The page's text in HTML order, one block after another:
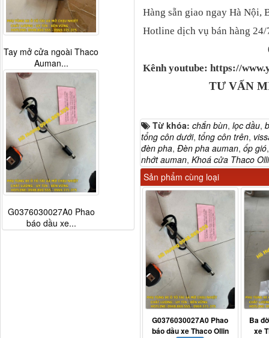
Hàng sẵn giao ngay Hà Nội,
Hotline dịch vụ bán hàng 24/
Kênh youtube: https://
TƯ VẤN
Từ khóa: chắn bùn, lọc dầu,
tổng côn dưới, tổng côn trên,
đèn pha, Đèn pha auman, ốp gió
nhớt auman, Khoá cửa Thaco
Sản phẩm cùng loại
G0376030027A0 Phao
báo dầu xe Thaco Ollin
Ba
xe
Tay mở cửa ngoài Thaco
Auman...
G0376030027A0 Phao
báo dầu xe...